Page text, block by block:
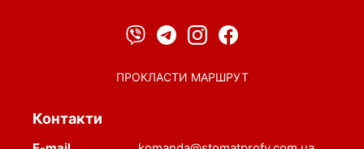
ПРОКЛАСТИ МАРШРУТ
Контакти